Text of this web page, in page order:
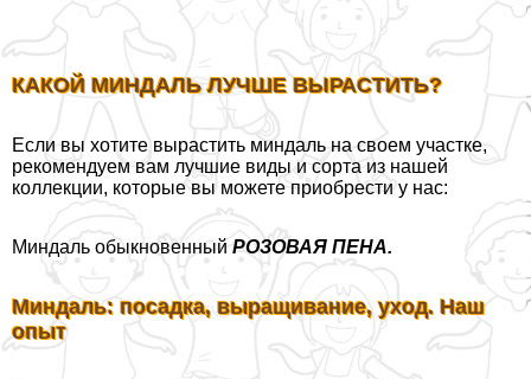
КАКОЙ МИНДАЛЬ ЛУЧШЕ ВЫРАСТИТЬ?
Если вы хотите вырастить миндаль на своем участке,
рекомендуем вам лучшие виды и сорта из нашей
коллекции, которые вы можете приобрести у нас:
Миндаль обыкновенный РОЗОВАЯ ПЕНА.
Миндаль: посадка, выращивание, уход. Наш
опыт